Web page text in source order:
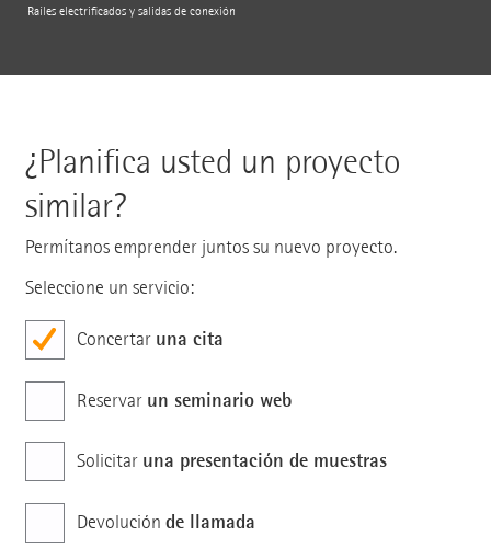
Raíles electrificados y salidas de conexión
¿Planifica usted un proyecto
similar?
Permítanos emprender juntos su nuevo proyecto.
Seleccione un servicio:
Concertar una cita
Reservar un seminario web
Solicitar una presentación de muestras
Devolución de llamada